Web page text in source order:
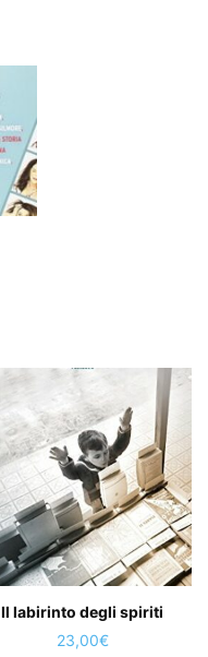
Il labirinto degli spiriti
23,00€